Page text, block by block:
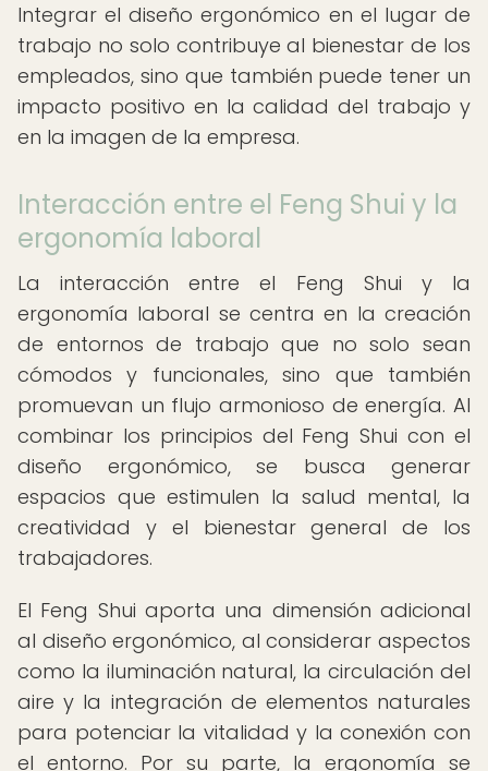
Integrar el diseño ergonómico en el lugar de
trabajo no solo contribuye al bienestar de los
empleados, sino que también puede tener un
impacto positivo en la calidad del trabajo y
en la imagen de la empresa.
Interacción entre el Feng Shui y la
ergonomía laboral
La interacción entre el Feng Shui y la
ergonomía laboral se centra en la creación
de entornos de trabajo que no solo sean
cómodos y funcionales, sino que también
promuevan un flujo armonioso de energía. Al
combinar los principios del Feng Shui con el
diseño ergonómico, se busca generar
espacios que estimulen la salud mental, la
creatividad y el bienestar general de los
trabajadores.
El Feng Shui aporta una dimensión adicional
al diseño ergonómico, al considerar aspectos
como la iluminación natural, la circulación del
aire y la integración de elementos naturales
para potenciar la vitalidad y la conexión con
el entorno. Por su parte, la ergonomía se